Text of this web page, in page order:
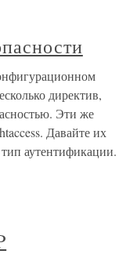
директив,
Эти же
Давайте их
аутентификации.